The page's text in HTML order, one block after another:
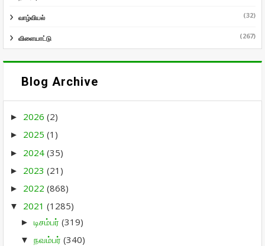
வாழ்வியல் (32)
விளையாட்டு (267)
Blog Archive
► 2026 (2)
► 2025 (1)
► 2024 (35)
► 2023 (21)
► 2022 (868)
▼ 2021 (1285)
► டிசம்பர் (319)
▼ நவம்பர் (340)